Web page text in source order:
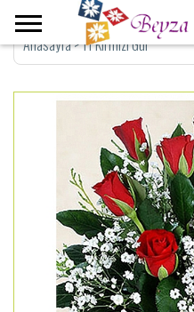
Anasayfa>11 Kırmızı Gül